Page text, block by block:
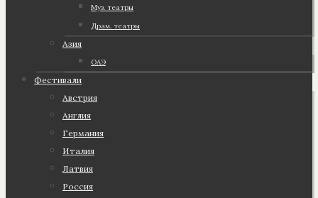
Муз. театры
Драм. театры
Азия
ОАЭ
Фестивали
Австрия
Англия
Германия
Италия
Латвия
Россия